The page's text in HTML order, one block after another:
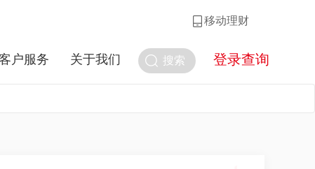
移动理财
搜索 登录查询
户服务 关于我们